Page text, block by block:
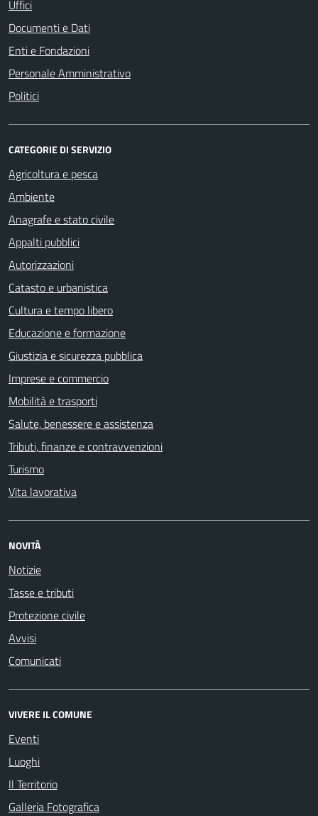
Uffici
Documenti e Dati
Enti e Fondazioni
Personale Amministrativo
Politici
CATEGORIE DI SERVIZIO
Agricoltura e pesca
Ambiente
Anagrafe e stato civile
Appalti pubblici
Autorizzazioni
Catasto e urbanistica
Cultura e tempo libero
Educazione e formazione
Giustizia e sicurezza pubblica
Imprese e commercio
Mobilità e trasporti
Salute, benessere e assistenza
Tributi, finanze e contravvenzioni
Turismo
Vita lavorativa
NOVITÀ
Notizie
Tasse e tributi
Protezione civile
Avvisi
Comunicati
VIVERE IL COMUNE
Eventi
Luoghi
Il Territorio
Galleria Fotografica